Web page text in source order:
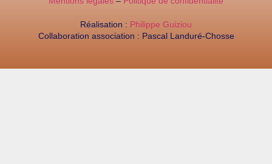
Réalisation : Philippe Guiziou
Collaboration association : Pascal Landuré-Chosse